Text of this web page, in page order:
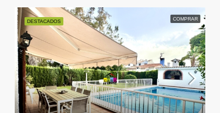
DESTACADOS COMPRAR